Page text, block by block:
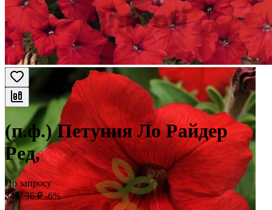
(п.ф.) Петуния Ло Райдер
Ред,
По запросу
34 ₽ 36 ₽ -6%